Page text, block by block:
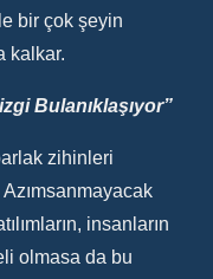
bir çok şeyin
kalkar.
Bulanıklaşıyor”
zihinleri
insanların
olmasa da bu